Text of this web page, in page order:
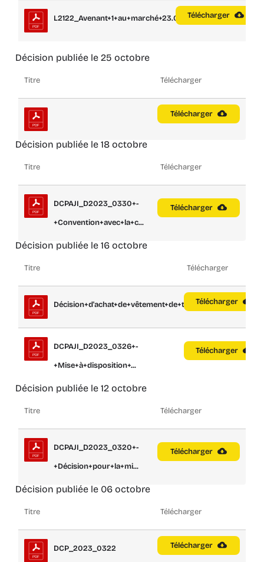
L2122_Avenant+1+au+marché+23.004 Télécharger
Décision publiée le 25 octobre
Titre Télécharger
Télécharger
Décision publiée le 18 octobre
Titre Télécharger
DCPAJI_D2023_0330+-
+Convention+avec+la+c...
Télécharger
Décision publiée le 16 octobre
Titre Télécharger
Décision+d'achat+de+vêtement+de+travai...Télécharger
DCPAJI_D2023_0326+-
+Mise+à+disposition+...
Télécharger
Décision publiée le 12 octobre
Titre Télécharger
DCPAJI_D2023_0320+-
+Décision+pour+la+mi...
Télécharger
Décision publiée le 06 octobre
Titre Télécharger
DCP_2023_0322 Télécharger